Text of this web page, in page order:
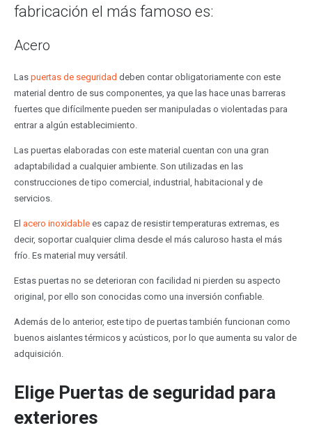
fabricación el más famoso es:
Acero
Las puertas de seguridad deben contar obligatoriamente con este
material dentro de sus componentes, ya que las hace unas barreras
fuertes que difícilmente pueden ser manipuladas o violentadas para
entrar a algún establecimiento.
Las puertas elaboradas con este material cuentan con una gran
adaptabilidad a cualquier ambiente. Son utilizadas en las
construcciones de tipo comercial, industrial, habitacional y de
servicios.
El acero inoxidablees capaz de resistir temperaturas extremas, es
decir, soportar cualquier clima desde el más caluroso hasta el más
frío. Es material muy versátil.
Estas puertas no se deterioran con facilidad ni pierden su aspecto
original, por ello son conocidas como una inversión confiable.
Además de lo anterior, este tipo de puertas también funcionan como
buenos aislantes térmicos y acústicos, por lo que aumenta su valor de
adquisición.
Elige Puertas de seguridad para
exteriores